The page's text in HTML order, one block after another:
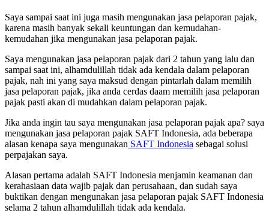
Saya sampai saat ini juga masih mengunakan jasa pelaporan pajak,
karena masih banyak sekali keuntungan dan kemudahan-
kemudahan jika mengunakan jasa pelaporan pajak.
Saya mengunakan jasa pelaporan pajak dari 2 tahun yang lalu dan
sampai saat ini, alhamdulillah tidak ada kendala dalam pelaporan
pajak, nah ini yang saya maksud dengan pintarlah dalam memilih
jasa pelaporan pajak, jika anda cerdas daam memilih jasa pelaporan
pajak pasti akan di mudahkan dalam pelaporan pajak.
Jika anda ingin tau saya mengunakan jasa pelaporan pajak apa? saya
mengunakan jasa pelaporan pajak SAFT Indonesia, ada beberapa
alasan kenapa saya mengunakan SAFT Indonesia sebagai solusi
perpajakan saya.
Alasan pertama adalah SAFT Indonesia menjamin keamanan dan
kerahasiaan data wajib pajak dan perusahaan, dan sudah saya
buktikan dengan mengunakan jasa pelaporan pajak SAFT Indonesia
selama 2 tahun alhamdulillah tidak ada kendala.